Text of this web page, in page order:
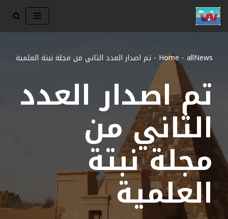
تخطى
المحتوى
Home - allNews
- تم اصدار العدد الثاني من مجلة نبتة العلمية
تم اصدار العدد
الثاني من
مجلة نبتة
العلمية